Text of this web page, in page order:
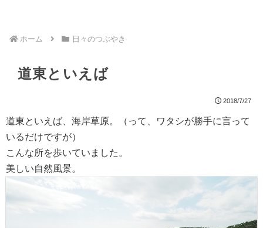
ホーム 日々のつぶやき
道東といえば
2018/7/27
道東といえば、海岸草原。（って、ワタシが勝手に言って
いるだけですが）
こんな所を歩いていました。
美しい自然風景。